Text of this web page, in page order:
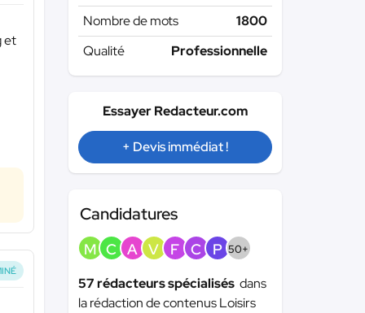
et
Nombre de mots
1800
Qualité
Professionnelle
Essayer Redacteur.com
+ Devis immédiat !
Candidatures
M C A V F C P 50+
57 rédacteurs spécialisés dans
la rédaction de contenus Loisirs